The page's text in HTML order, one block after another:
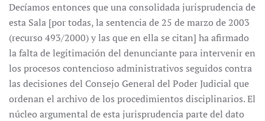
Decíamos entonces que una consolidada jurisprudencia de
esta Sala [por todas, la sentencia de 25 de marzo de 2003
(recurso 493/2000) y las que en ella se citan] ha afirmado
la falta de legitimación del denunciante para intervenir en
los procesos contencioso administrativos seguidos contra
las decisiones del Consejo General del Poder Judicial que
ordenan el archivo de los procedimientos disciplinarios. El
núcleo argumental de esta jurisprudencia parte del dato